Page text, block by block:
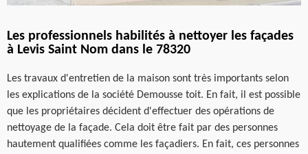
Les professionnels habilités à nettoyer les façades
à Levis Saint Nom dans le 78320
Les travaux d'entretien de la maison sont très importants selon
les explications de la société Demousse toit. En fait, il est possible
que les propriétaires décident d'effectuer des opérations de
nettoyage de la façade. Cela doit être fait par des personnes
hautement qualifiées comme les façadiers. En fait, ces personnes